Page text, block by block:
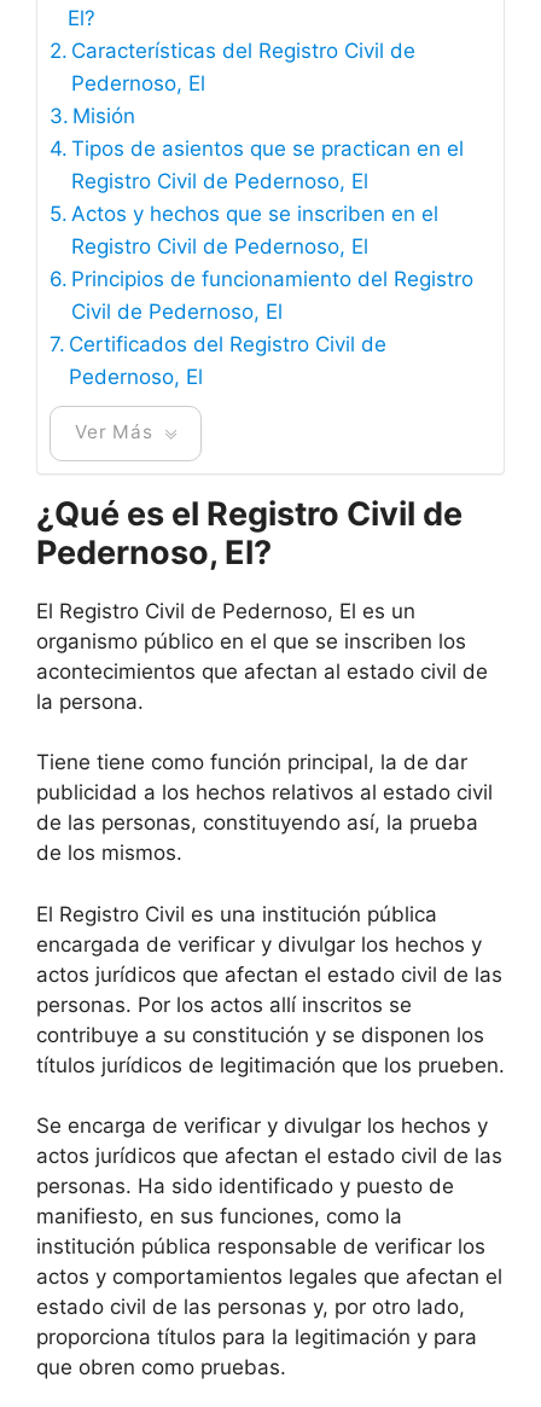
El?
Características del Registro Civil de
Pedernoso, El
Misión
Tipos de asientos que se practican en el
Registro Civil de Pedernoso, El
Actos y hechos que se inscriben en el
Registro Civil de Pedernoso, El
Principios de funcionamiento del Registro
Civil de Pedernoso, El
Certificados del Registro Civil de
Pedernoso, El
Ver Más
¿Qué es el Registro Civil de
Pedernoso, El?
El Registro Civil de Pedernoso, El es un
organismo público en el que se inscriben los
acontecimientos que afectan al estado civil de
la persona.
Tiene tiene como función principal, la de dar
publicidad a los hechos relativos al estado civil
de las personas, constituyendo así, la prueba
de los mismos.
El Registro Civil es una institución pública
encargada de verificar y divulgar los hechos y
actos jurídicos que afectan el estado civil de las
personas. Por los actos allí inscritos se
contribuye a su constitución y se disponen los
títulos jurídicos de legitimación que los prueben.
Se encarga de verificar y divulgar los hechos y
actos jurídicos que afectan el estado civil de las
personas. Ha sido identificado y puesto de
manifiesto, en sus funciones, como la
institución pública responsable de verificar los
actos y comportamientos legales que afectan el
estado civil de las personas y, por otro lado,
proporciona títulos para la legitimación y para
que obren como pruebas.